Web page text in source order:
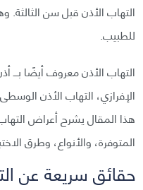
التهاب الأذن قبل سن الثالثة.
للطبيب.
التهاب الأذن معروف أيضًا بـــ
الإفرازي، التهاب الأذن
هذا المقال يشرح أعراض
المتوفرة، والأنواع، وطرق
حقائق سريعة عن